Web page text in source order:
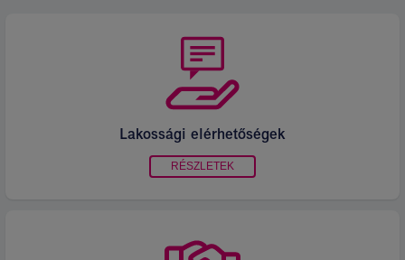
Lakossági elérhetőségek
RÉSZLETEK